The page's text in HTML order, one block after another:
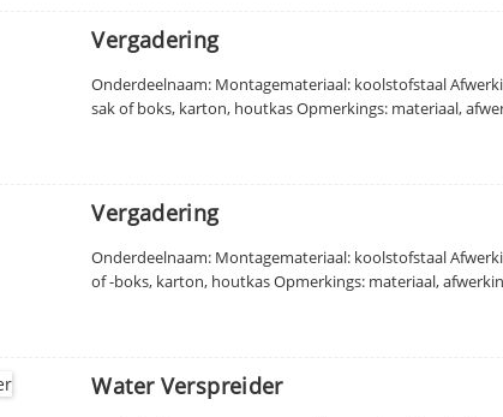
Vergadering
Onderdeelnaam: Montagemateriaal: koolstofstaal
sak of boks, karton, houtkas Opmerkings: materiaal,
Vergadering
Onderdeelnaam: Montagemateriaal: koolstofstaal
of -boks, karton, houtkas Opmerkings: materiaal,
Water Verspreider